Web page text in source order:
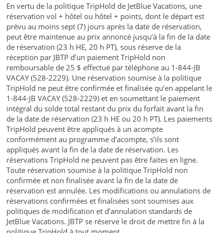
En vertu de la politique TripHold de JetBlue Vacations, une
réservation vol + hôtel ou hôtel + points, dont le départ est
prévu au moins sept (7) jours après la date de réservation,
peut être maintenue au prix annoncé jusqu’à la fin de la date
de réservation (23 h HE, 20 h PT), sous réserve de la
réception par JBTP d’un paiement TripHold non
remboursable de 25 $ effectué par téléphone au 1-844-JB
VACAY (528-2229). Une réservation soumise à la politique
TripHold ne peut être confirmée et finalisée qu’en appelant le
1-844-JB VACAY (528-2229) et en soumettant le paiement
intégral du solde total restant du prix du forfait avant la fin
de la date de réservation (23 h HE ou 20 h PT). Les paiements
TripHold peuvent être appliqués à un acompte
conformément au programme d’acompte, s’ils sont
appliqués avant la fin de la date de réservation. Les
réservations TripHold ne peuvent pas être faites en ligne.
Toute réservation soumise à la politique TripHold non
confirmée et non finalisée avant la fin de la date de
réservation est annulée. Les modifications ou annulations de
réservations confirmées et finalisées sont soumises aux
politiques de modification et d’annulation standards de
JetBlue Vacations. JBTP se réserve le droit de mettre fin à la